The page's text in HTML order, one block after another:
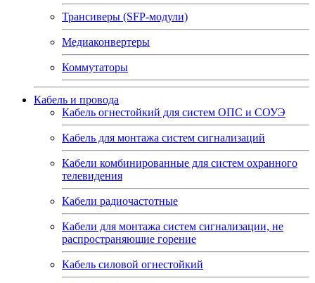
Трансиверы (SFP-модули)
Медиаконвертеры
Коммутаторы
Кабель и провода
Кабель огнестойкий для систем ОПС и СОУЭ
Кабель для монтажа систем сигнализаций
Кабели комбинированные для систем охранного
телевидения
Кабели радиочастотные
Кабели для монтажа систем сигнализации, не
распространяющие горение
Кабель силовой огнестойкий